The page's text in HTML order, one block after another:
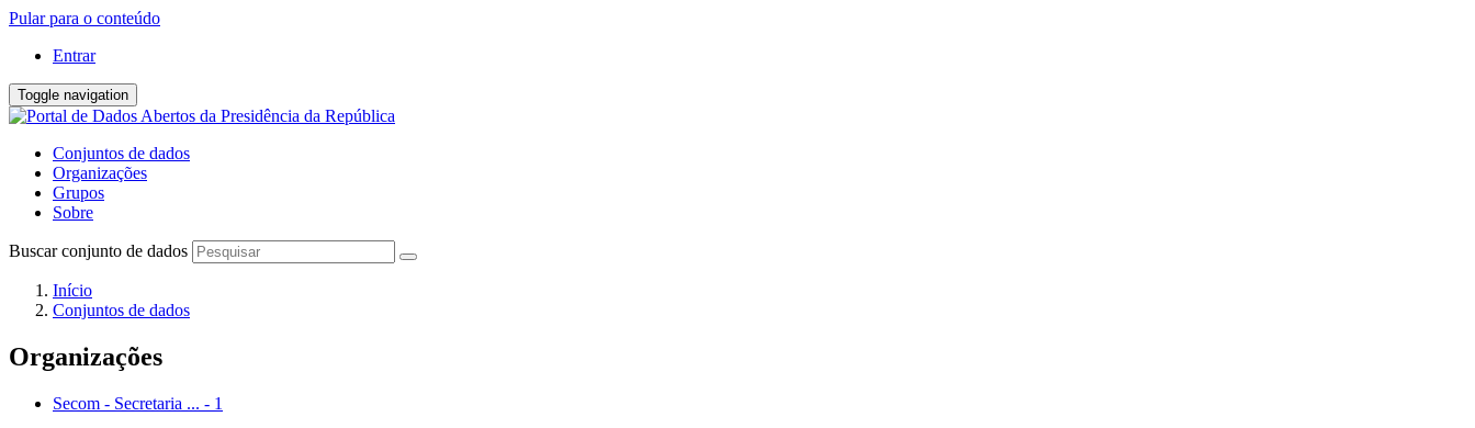
Pular para o conteúdo
Entrar
Toggle navigation
Conjuntos de dados
Organizações
Grupos
Sobre
Buscar conjunto de dados
Início
Conjuntos de dados
Organizações
Secom - Secretaria ... - 1